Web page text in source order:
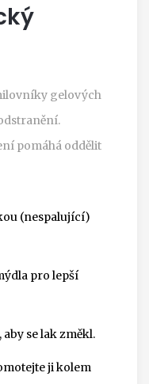
gelových
pomáhá oddělit
(nespalující)
pro lepší
se lak změkl.
ji kolem